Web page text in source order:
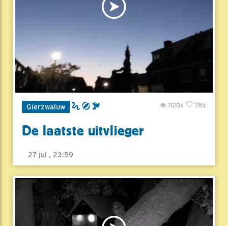
Gierzwaluw 78x
1120x
De laatste uitvlieger
27 jul , 23:59